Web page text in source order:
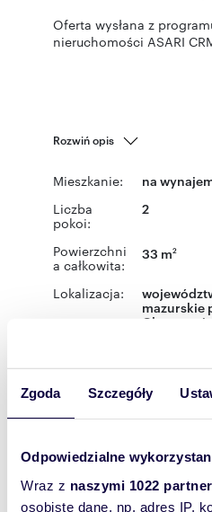
Zgoda Szczegóły
Odpowiedzialne
Wraz z naszymi 1022
osobiste dane, np. adres IP,
Oferta wysłana z
nieruchomości ASARI
Rozwiń opis
Mieszkanie: na
Liczba
pokoi:
2
Powierzchni
a całkowita:
33 m2
Lokalizacja:
mazurskie
Olsztyn
Podobne oferty w tej
WYRÓŻNIONE